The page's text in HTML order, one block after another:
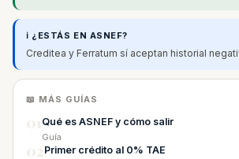
ℹ️ ¿ESTÁS EN ASNEF?
Creditea y Ferratum sí aceptan historial
📖 MÁS GUÍAS
Qué es ASNEF y cómo salir
Guía
Primer crédito al 0% TAE